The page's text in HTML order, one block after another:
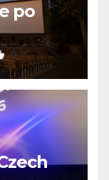
po
0